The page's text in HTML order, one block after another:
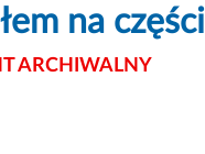
na części
ARCHIWALNY